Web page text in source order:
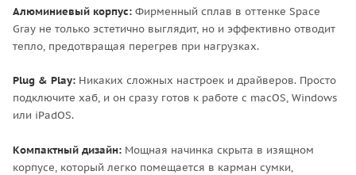
Алюминиевый корпус: Фирменный сплав в оттенке Space
Gray не только эстетично выглядит, но и эффективно отводит
тепло, предотвращая перегрев при нагрузках.
Plug & Play: Никаких сложных настроек и драйверов. Просто
подключите хаб, и он сразу готов к работе с macOS, Windows
или iPadOS.
Компактный дизайн: Мощная начинка скрыта в изящном
корпусе, который легко помещается в карман сумки,